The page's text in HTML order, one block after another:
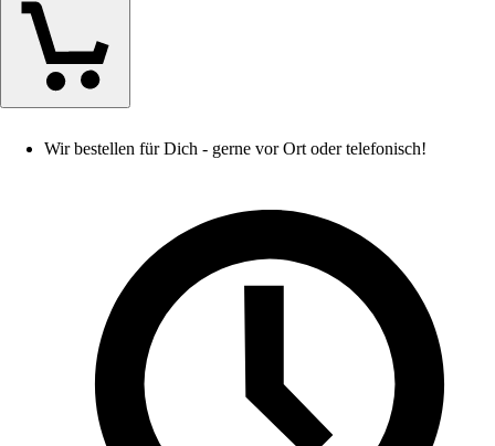
Wir bestellen für Dich - gerne vor Ort oder telefonisch!